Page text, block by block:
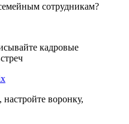
сотрудникам?
кадровые
воронку,